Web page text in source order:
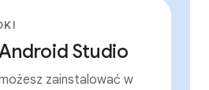
Studio
zainstalować w